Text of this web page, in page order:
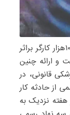
– چند روز پیش علیرضا رییسی در همایش تحول در ایمنی و بهداشت حرفه‌ای از مرگِ سالانه ۱۰هزار کارگر براثر
و ارائه چنین
قانونی، در
رسمی از حادثه کار
بازه زمانی به طور متوسط در هر ماه حدود ۱۸۰‌کارگر، هر هفته نزدیک به